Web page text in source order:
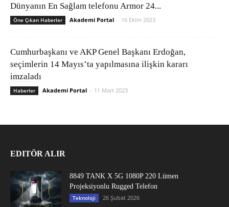
Dünyanın En Sağlam telefonu Armor 24...
Öne Çıkan Haberler Akademi Portal - 16 Ekim 2023
Cumhurbaşkanı ve AKP Genel Başkanı Erdoğan,
seçimlerin 14 Mayıs’ta yapılmasına ilişkin kararı
imzaladı
Haberler Akademi Portal - 11 Mart 2023
EDITÖR ALIR
8849 TANK X 5G 1080P 220 Lümen
Projeksiyonlu Rugged Telefon
Teknoloji 26 Şubat 2026